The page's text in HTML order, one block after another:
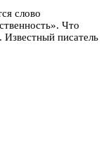
слово
Что
Известный писатель